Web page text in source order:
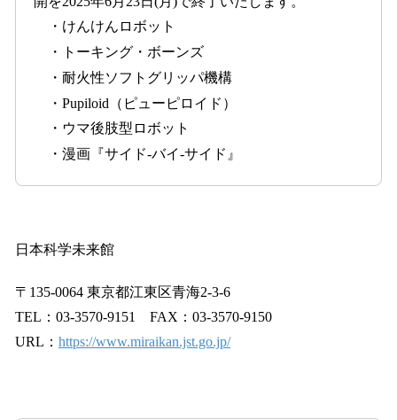
・けんけんロボット
・トーキング・ボーンズ
・耐火性ソフトグリッパ機構
・Pupiloid（ピューピロイド）
・ウマ後肢型ロボット
・漫画『サイド-バイ-サイド』
日本科学未来館
〒135-0064 東京都江東区青海2-3-6
TEL：03-3570-9151 FAX：03-3570-9150
URL： https://www.miraikan.jst.go.jp/